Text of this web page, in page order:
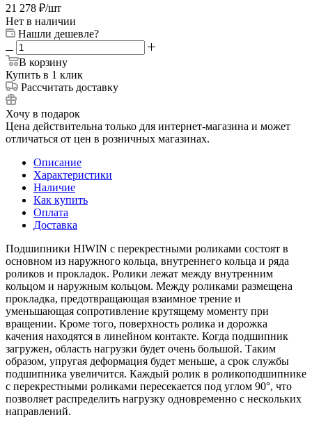
21 278 ₽/шт
Нет в наличии
Нашли дешевле?
В корзину
Купить в 1 клик
Рассчитать доставку
Хочу в подарок
Цена действительна только для интернет-магазина и может
отличаться от цен в розничных магазинах.
Описание
Характеристики
Наличие
Как купить
Оплата
Доставка
Подшипники HIWIN с перекрестными роликами состоят в
основном из наружного кольца, внутреннего кольца и ряда
роликов и прокладок. Ролики лежат между внутренним
кольцом и наружным кольцом. Между роликами размещена
прокладка, предотвращающая взаимное трение и
уменьшающая сопротивление крутящему моменту при
вращении. Кроме того, поверхность ролика и дорожка
качения находятся в линейном контакте. Когда подшипник
загружен, область нагрузки будет очень большой. Таким
образом, упругая деформация будет меньше, а срок службы
подшипника увеличится. Каждый ролик в роликоподшипнике
с перекрестными роликами пересекается под углом 90°, что
позволяет распределить нагрузку одновременно с нескольких
направлений.